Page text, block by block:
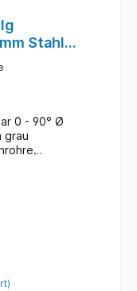
Stahl
0 - 90° Ø
grau